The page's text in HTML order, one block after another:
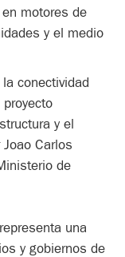
motores de
y el medio
conectividad
y el
Carlos
de
una
y gobiernos de